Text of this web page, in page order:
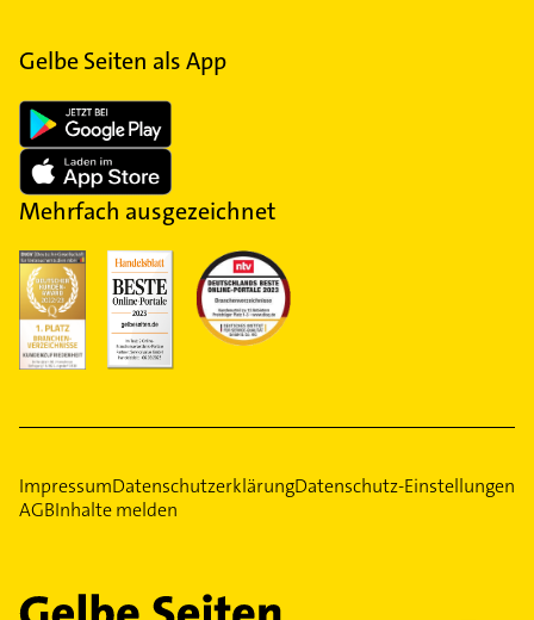
Gelbe Seiten als App
Mehrfach ausgezeichnet
ImpressumDatenschutzerklärungDatenschutz-Einstellungen
AGBInhalte melden